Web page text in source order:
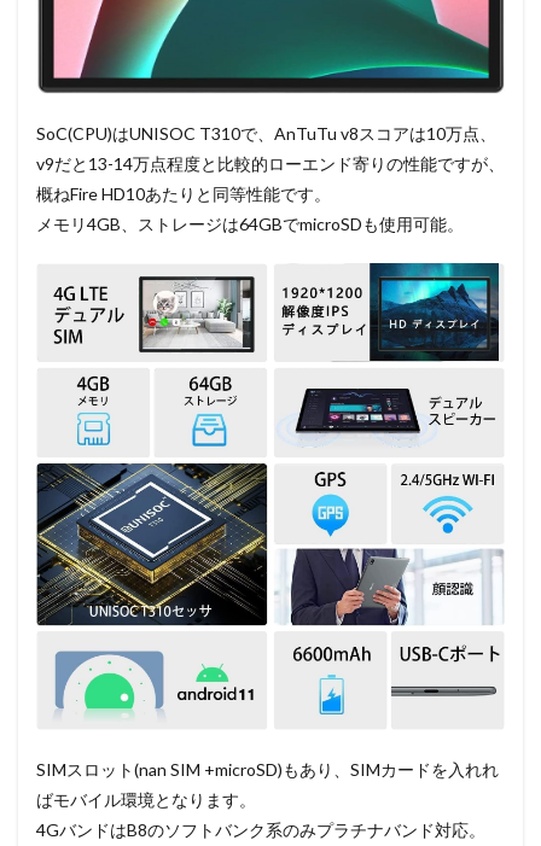
SoC(CPU)はUNISOC T310で、AnTuTu v8スコアは10万点、
v9だと13-14万点程度と比較的ローエンド寄りの性能ですが、
概ねFire HD10あたりと同等性能です。
メモリ4GB、ストレージは64GBでmicroSDも使用可能。
SIMスロット(nan SIM +microSD)もあり、SIMカードを入れれ
ばモバイル環境となります。
4GバンドはB8のソフトバンク系のみプラチナバンド対応。